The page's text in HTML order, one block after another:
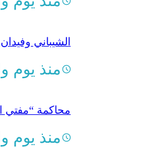
الشيباني
منذ يوم
محاكمة “مفتي
منذ يوم